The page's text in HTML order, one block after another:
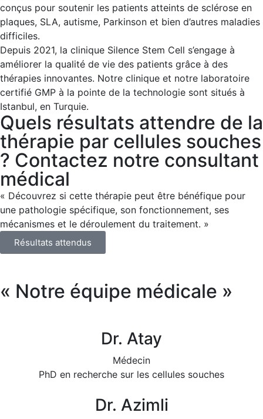
conçus pour soutenir les patients atteints de sclérose en
plaques, SLA, autisme, Parkinson et bien d’autres maladies
difficiles.
Depuis 2021, la clinique Silence Stem Cell s’engage à
améliorer la qualité de vie des patients grâce à des
thérapies innovantes. Notre clinique et notre laboratoire
certifié GMP à la pointe de la technologie sont situés à
Istanbul, en Turquie.
Quels résultats attendre de la
thérapie par cellules souches
? Contactez notre consultant
médical
« Découvrez si cette thérapie peut être bénéfique pour
une pathologie spécifique, son fonctionnement, ses
mécanismes et le déroulement du traitement. »
Résultats attendus
« Notre équipe médicale »
Dr. Atay
Médecin
PhD en recherche sur les cellules souches
Dr. Azimli